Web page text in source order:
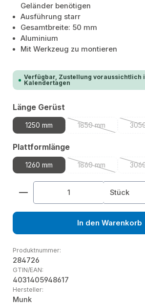
Geländer benötigen
Ausführung starr
Gesamtbreite: 50 mm
Aluminium
Mit Werkzeug zu montieren
Verfügbar, Zustellung voraussichtlich
Kalendertagen
Länge Gerüst
1250 mm 1850 mm
(Diese Option ist
Plattformlängeauswählen
1260 mm 1860 mm
(Diese Option ist
Produkt Anzahl: Gib denStück
In den Warenkorb
Produktnummer:
284726
GTIN/EAN:
4031405948617
Hersteller:
Munk